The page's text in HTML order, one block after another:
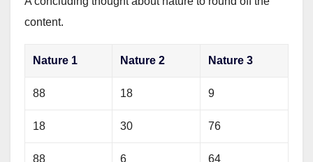
content.
Nature 1 Nature 2 Nature 3
88 18 9
18 30 76
88 6 64